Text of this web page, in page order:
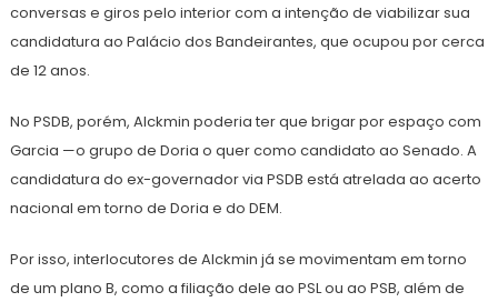
conversas e giros pelo interior com a intenção de viabilizar sua
candidatura ao Palácio dos Bandeirantes, que ocupou por cerca
de 12 anos.
No PSDB, porém, Alckmin poderia ter que brigar por espaço com
Garcia —o grupo de Doria o quer como candidato ao Senado. A
candidatura do ex-governador via PSDB está atrelada ao acerto
nacional em torno de Doria e do DEM.
Por isso, interlocutores de Alckmin já se movimentam em torno
de um plano B, como a filiação dele ao PSL ou ao PSB, além de